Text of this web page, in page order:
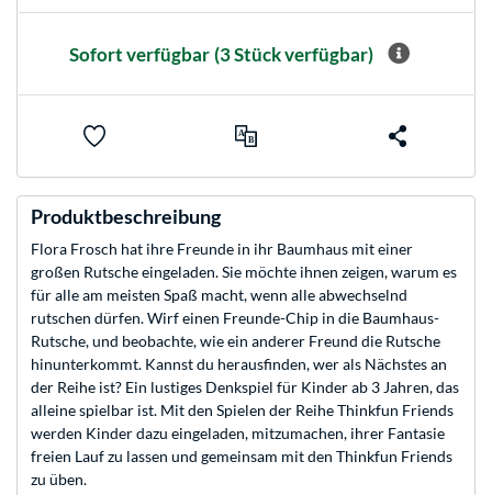
Sofort verfügbar (3 Stück verfügbar)
Produktbeschreibung
Flora Frosch hat ihre Freunde in ihr Baumhaus mit einer
großen Rutsche eingeladen. Sie möchte ihnen zeigen, warum es
für alle am meisten Spaß macht, wenn alle abwechselnd
rutschen dürfen. Wirf einen Freunde-Chip in die Baumhaus-
Rutsche, und beobachte, wie ein anderer Freund die Rutsche
hinunterkommt. Kannst du herausfinden, wer als Nächstes an
der Reihe ist? Ein lustiges Denkspiel für Kinder ab 3 Jahren, das
alleine spielbar ist. Mit den Spielen der Reihe Thinkfun Friends
werden Kinder dazu eingeladen, mitzumachen, ihrer Fantasie
freien Lauf zu lassen und gemeinsam mit den Thinkfun Friends
zu üben.